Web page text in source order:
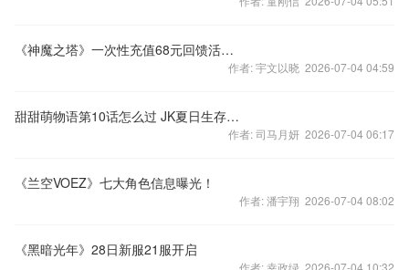
《神魔之塔》一次性充值68元回馈活动公告
作者: 宇文以晓 2026-07-04 04:59
甜甜萌物语第10话怎么过 JK夏日生存战略S级搭配攻略
作者: 司马月妍 2026-07-04 06:17
《兰空VOEZ》七大角色信息曝光！
作者: 潘宇翔 2026-07-04 08:02
《黑暗光年》28日新服21服开启
作者: 幸政绿 2026-07-04 10:32